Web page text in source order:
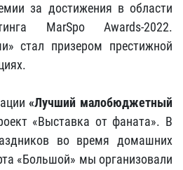
за достижения в области
MarSpo Awards-2022.
стал призером престижной
«Лучший малобюджетный
«Выставка от фаната». В
во время домашних
«Большой» мы организовали